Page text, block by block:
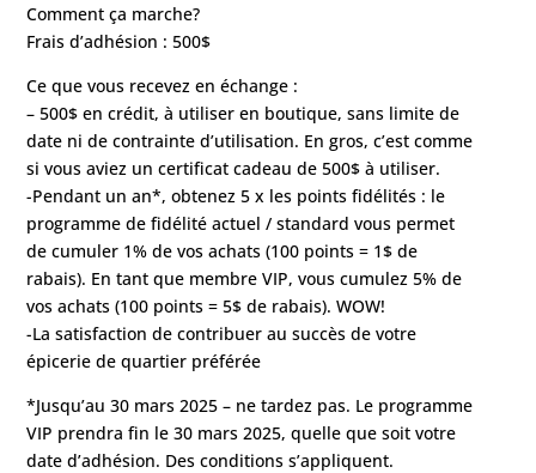
Comment ça marche?
Frais d’adhésion : 500$
Ce que vous recevez en échange :
– 500$ en crédit, à utiliser en boutique, sans limite de
date ni de contrainte d’utilisation. En gros, c’est comme
si vous aviez un certificat cadeau de 500$ à utiliser.
-Pendant un an*, obtenez 5 x les points fidélités : le
programme de fidélité actuel / standard vous permet
de cumuler 1% de vos achats (100 points = 1$ de
rabais). En tant que membre VIP, vous cumulez 5% de
vos achats (100 points = 5$ de rabais). WOW!
-La satisfaction de contribuer au succès de votre
épicerie de quartier préférée
*Jusqu’au 30 mars 2025 – ne tardez pas. Le programme
VIP prendra fin le 30 mars 2025, quelle que soit votre
date d’adhésion. Des conditions s’appliquent.